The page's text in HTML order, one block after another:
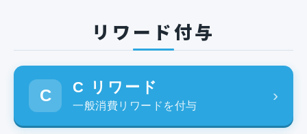
リワード付与
C C リワード
一般消費リワードを付与
›